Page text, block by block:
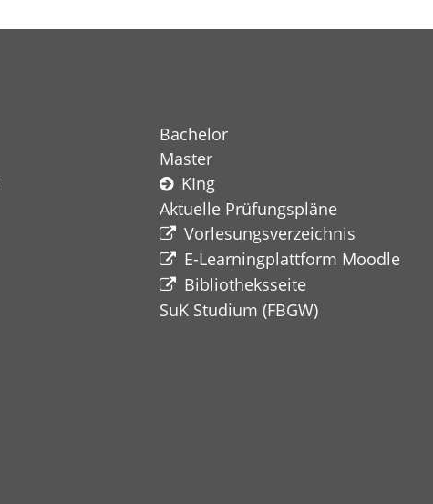
Bachelor
Master
KIng
Aktuelle Prüfungspläne
Vorlesungsverzeichnis
E-Learningplattform Moodle
Bibliotheksseite
SuK Studium (FBGW)